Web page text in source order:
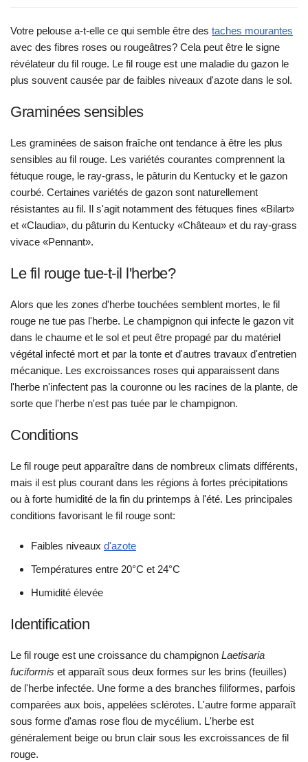
Votre pelouse a-t-elle ce qui semble être des taches mourantes
avec des fibres roses ou rougeâtres? Cela peut être le signe
révélateur du fil rouge. Le fil rouge est une maladie du gazon le
plus souvent causée par de faibles niveaux d'azote dans le sol.
Graminées sensibles
Les graminées de saison fraîche ont tendance à être les plus
sensibles au fil rouge. Les variétés courantes comprennent la
fétuque rouge, le ray-grass, le pâturin du Kentucky et le gazon
courbé. Certaines variétés de gazon sont naturellement
résistantes au fil. Il s'agit notamment des fétuques fines «Bilart»
et «Claudia», du pâturin du Kentucky «Château» et du ray-grass
vivace «Pennant».
Le fil rouge tue-t-il l'herbe?
Alors que les zones d'herbe touchées semblent mortes, le fil
rouge ne tue pas l'herbe. Le champignon qui infecte le gazon vit
dans le chaume et le sol et peut être propagé par du matériel
végétal infecté mort et par la tonte et d'autres travaux d'entretien
mécanique. Les excroissances roses qui apparaissent dans
l'herbe n'infectent pas la couronne ou les racines de la plante, de
sorte que l'herbe n'est pas tuée par le champignon.
Conditions
Le fil rouge peut apparaître dans de nombreux climats différents,
mais il est plus courant dans les régions à fortes précipitations
ou à forte humidité de la fin du printemps à l'été. Les principales
conditions favorisant le fil rouge sont:
Faibles niveaux d'azote
Températures entre 20°C et 24°C
Humidité élevée
Identification
Le fil rouge est une croissance du champignon Laetisaria
fuciformis et apparaît sous deux formes sur les brins (feuilles)
de l'herbe infectée. Une forme a des branches filiformes, parfois
comparées aux bois, appelées sclérotes. L'autre forme apparaît
sous forme d'amas rose flou de mycélium. L'herbe est
généralement beige ou brun clair sous les excroissances de fil
rouge.